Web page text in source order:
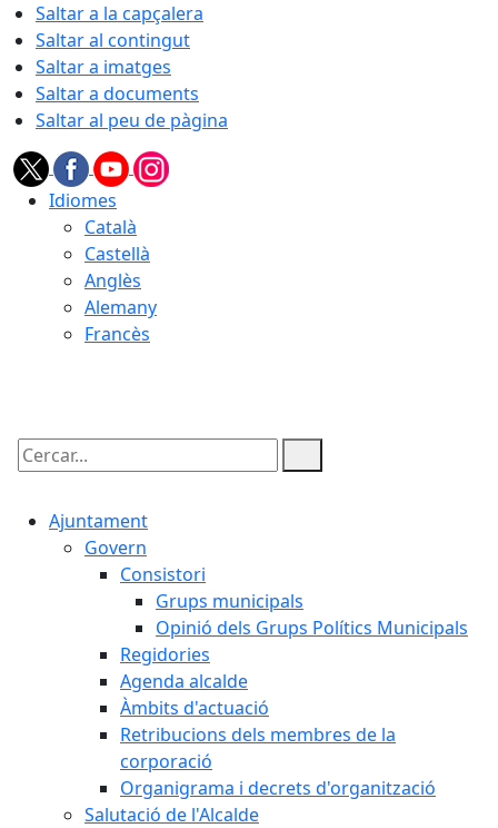
Saltar a la capçalera
Saltar al contingut
Saltar a imatges
Saltar a documents
Saltar al peu de pàgina
Idiomes
Català
Castellà
Anglès
Alemany
Francès
Cercar:
Ajuntament
Govern
Consistori
Grups municipals
Opinió dels Grups Polítics Municipals
Regidories
Agenda alcalde
Àmbits d'actuació
Retribucions dels membres de la
corporació
Organigrama i decrets d'organització
Salutació de l'Alcalde